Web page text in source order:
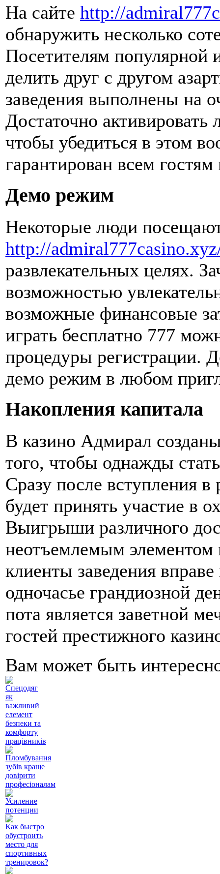
На сайте http://
обнаружить несколько
Посетителям популярной
делить друг с другом
заведения выполнены на
Достаточно активировать
чтобы убедиться в этом
гарантирован всем
Демо режим
Некоторые люди
http://
развлекательных целях.
возможностью
возможные финансовые
играть бесплатно 777
процедуры регистрации.
демо режим в любом
Накопления капитала
В казино Адмирал
того, чтобы однажды
Сразу после вступления
будет принять участие в
Выигрыши различного
неотъемлемым элементом
клиенты заведения
одночасье грандиозной
пота является заветной
гостей престижного
Вам может быть
Спецодяг
як
важливий
елемент
безпеки та
комфорту
працівників
Пломбування
зубів краще
довірити
професіоналам
Усиление
потенции
Как быстро
обустроить
место для
спортивных
тренировок?